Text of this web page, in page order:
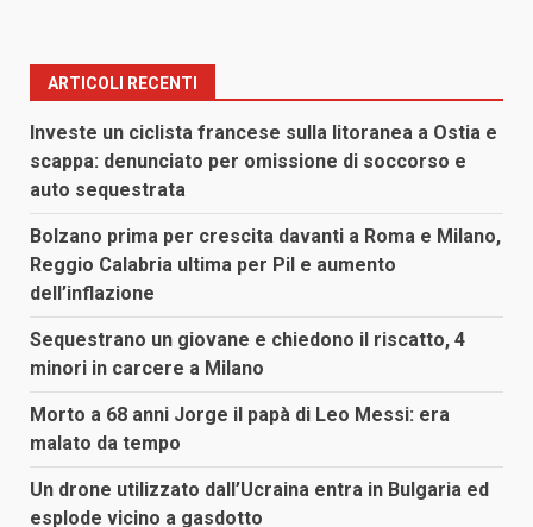
ARTICOLI RECENTI
Investe un ciclista francese sulla litoranea a Ostia e
scappa: denunciato per omissione di soccorso e
auto sequestrata
Bolzano prima per crescita davanti a Roma e Milano,
Reggio Calabria ultima per Pil e aumento
dell’inflazione
Sequestrano un giovane e chiedono il riscatto, 4
minori in carcere a Milano
Morto a 68 anni Jorge il papà di Leo Messi: era
malato da tempo
Un drone utilizzato dall’Ucraina entra in Bulgaria ed
esplode vicino a gasdotto